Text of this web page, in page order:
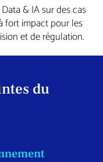
& IA sur des cas
fort impact pour les
et de régulation.
du